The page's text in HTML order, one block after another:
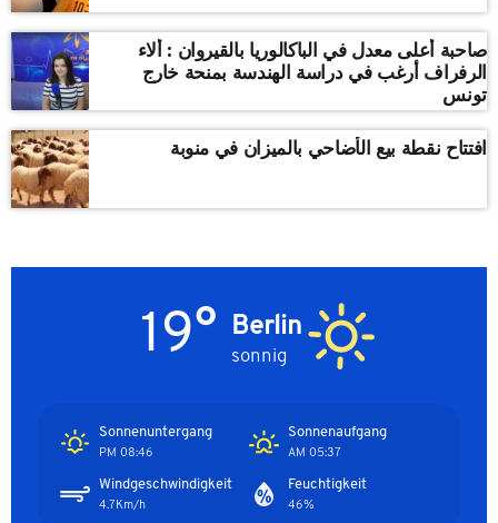
صاحبة أعلى معدل في الباكالوريا بالقيروان : ألاء
الرفراف أرغب في دراسة الهندسة بمنحة خارج
تونس
افتتاح نقطة بيع الأضاحي بالميزان في منوبة
Berlin
sonnig
19°
Sonnenaufgang
05:37 AM
Sonnenuntergang
08:46 PM
Feuchtigkeit
46%
Windgeschwindigkeit
4.7Km/h